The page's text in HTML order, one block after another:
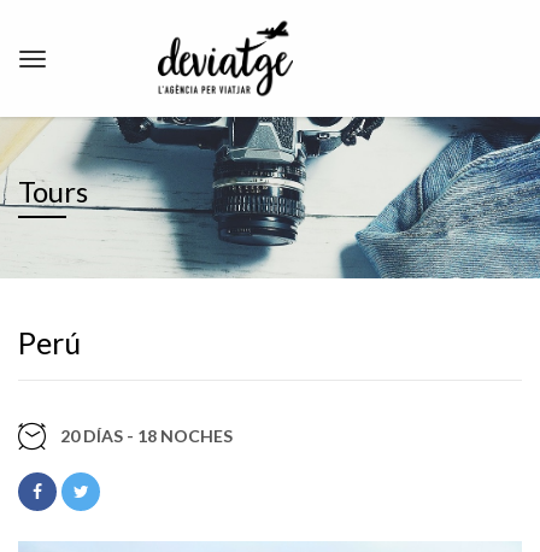
Tours
Perú
20 DÍAS - 18 NOCHES